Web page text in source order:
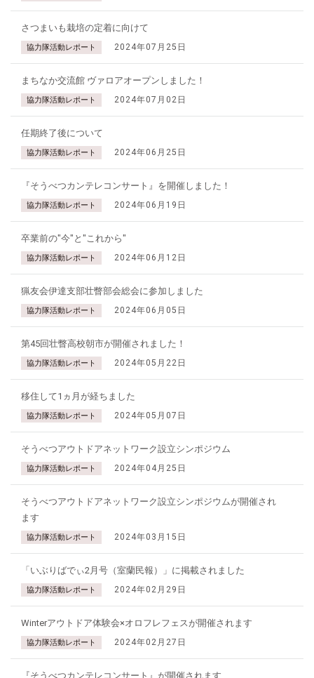
さつまいも栽培の定着に向けて
協力隊活動レポート 2024年07月25日
まちなか交流館 ヴァロアオープンしました！
協力隊活動レポート 2024年07月02日
任期終了後について
協力隊活動レポート 2024年06月25日
『そうべつカンテレコンサート』を開催しました！
協力隊活動レポート 2024年06月19日
卒業前の"今"と"これから"
協力隊活動レポート 2024年06月12日
猟友会伊達支部壮瞥部会総会に参加しました
協力隊活動レポート 2024年06月05日
第45回壮瞥高校朝市が開催されました！
協力隊活動レポート 2024年05月22日
移住して1ヵ月が経ちました
協力隊活動レポート 2024年05月07日
そうべつアウトドアネットワーク設立シンポジウム
協力隊活動レポート 2024年04月25日
そうべつアウトドアネットワーク設立シンポジウムが開催され
ます
協力隊活動レポート 2024年03月15日
「いぶりばでぃ2月号（室蘭民報）」に掲載されました
協力隊活動レポート 2024年02月29日
Winterアウトドア体験会×オロフレフェスが開催されます
協力隊活動レポート 2024年02月27日
『そうべつカンテレコンサート』が開催されます